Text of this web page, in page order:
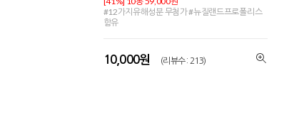
#12가지유해성분 무첨가 #뉴질랜드프로폴리스
함유
10,000원 (리뷰수 : 213)